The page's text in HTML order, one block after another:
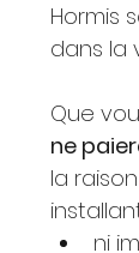
Hormis
dans la
Que
ne
la
ni